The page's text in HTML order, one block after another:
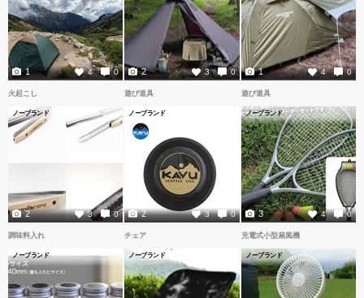
4 0
1 3 0
2 4 0
1
火起こし
ノーブランド
3 0
2
遊び道具
ノーブランド
3 0
2
遊び道具
ノーブランド
4 0
3
調味料入れ
ノーブランド
チェア
ノーブランド
充電式小型扇風機
ノーブランド